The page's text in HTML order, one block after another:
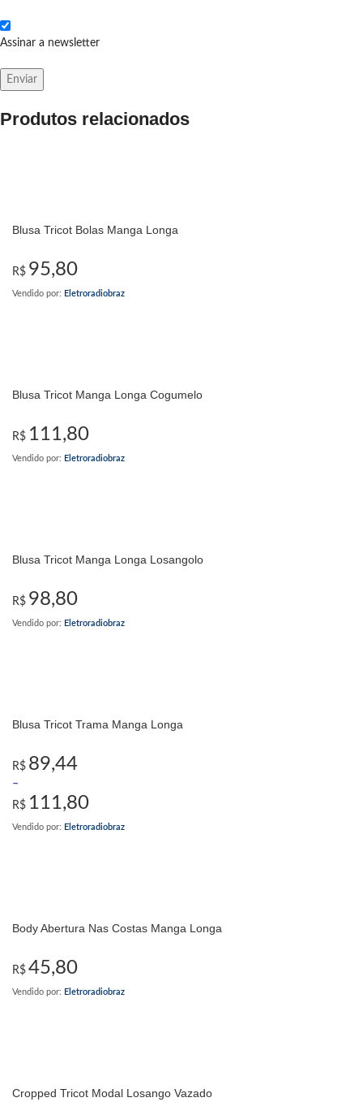
Assinar a newsletter
Produtos relacionados
Blusa Tricot Bolas Manga Longa
R$ 95,80
Vendido por: Eletroradiobraz
Blusa Tricot Manga Longa Cogumelo
R$ 111,80
Vendido por: Eletroradiobraz
Blusa Tricot Manga Longa Losangolo
R$ 98,80
Vendido por: Eletroradiobraz
Blusa Tricot Trama Manga Longa
R$ 89,44
–
R$ 111,80
Vendido por: Eletroradiobraz
Body Abertura Nas Costas Manga Longa
R$ 45,80
Vendido por: Eletroradiobraz
Cropped Tricot Modal Losango Vazado